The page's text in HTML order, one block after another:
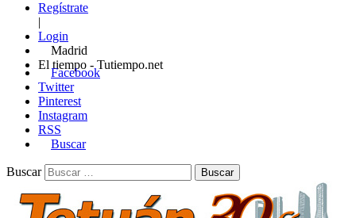
Regístrate
|
Login
Madrid
El tiempo - Tutiempo.net
Facebook
Twitter
Pinterest
Instagram
RSS
Buscar
Buscar